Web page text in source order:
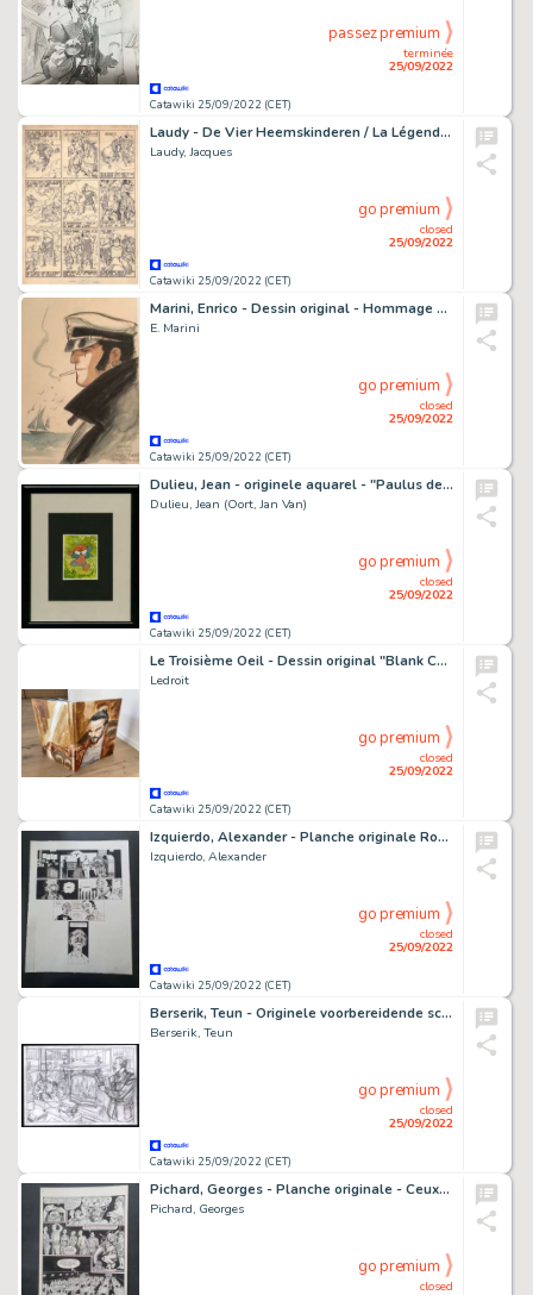
Catawiki 25/09/2022 (CET)
terminée
25/09/2022
passez premium
Laudy - De Vier Heemskinderen / La Légende des quatre fils Aymon - original page n°21 + deluxe edition - Cartonné - EO - (1946/2022)
Laudy, Jacques
Catawiki 25/09/2022 (CET)
closed
25/09/2022
go premium
Marini, Enrico - Dessin original - Hommage Ã Corto
E. Marini
Catawiki 25/09/2022 (CET)
closed
25/09/2022
go premium
Dulieu, Jean - originele aquarel - "Paulus de boskabouter" - gepubliceerd in EVA - (1963)
Dulieu, Jean (Oort, Jan Van)
Catawiki 25/09/2022 (CET)
closed
25/09/2022
go premium
Le Troisième Oeil - Dessin original "Blank Cover T1" sur tirage de tête (2021)
Ledroit
Catawiki 25/09/2022 (CET)
closed
25/09/2022
go premium
Izquierdo, Alexander - Planche originale Rosa de Habana - Trés grand format - (2015)
Izquierdo, Alexander
Catawiki 25/09/2022 (CET)
closed
25/09/2022
go premium
Berserik, Teun - Originele voorbereidende schets - Blake & Mortimer - Le Figaro - Page volante - (2018)
Berserik, Teun
Catawiki 25/09/2022 (CET)
closed
25/09/2022
go premium
Pichard, Georges - Planche originale - Ceux-lÃ - (1980)
Pichard, Georges
closed
go premium